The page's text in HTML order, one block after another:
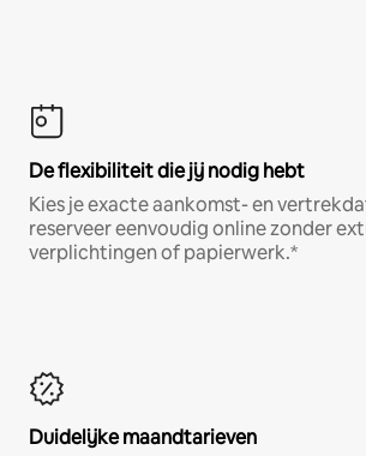
De flexibiliteit die jij nodig hebt
Kies je exacte aankomst- en
reserveer eenvoudig online zonder
verplichtingen of papierwerk.*
Duidelijke maandtarieven